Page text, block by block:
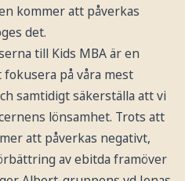
kommer att påverkas
det.
till Kids MBA är en
på våra mest
samtidigt säkerställa att vi
lönsamhet. Trots att
att påverkas negativt,
av ebitda framöver